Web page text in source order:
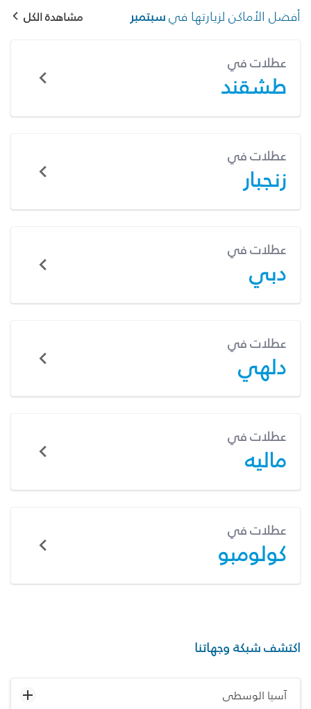
أفضل الأماكن لزيارتها فيسبتمبر مشاهدة الكل
عطلات في
طشقند
عطلات في
زنجبار
عطلات في
دبي
عطلات في
دلهي
عطلات في
ماليه
عطلات في
كولومبو
اكتشف شبكة وجهاتنا
آسيا الوسطى